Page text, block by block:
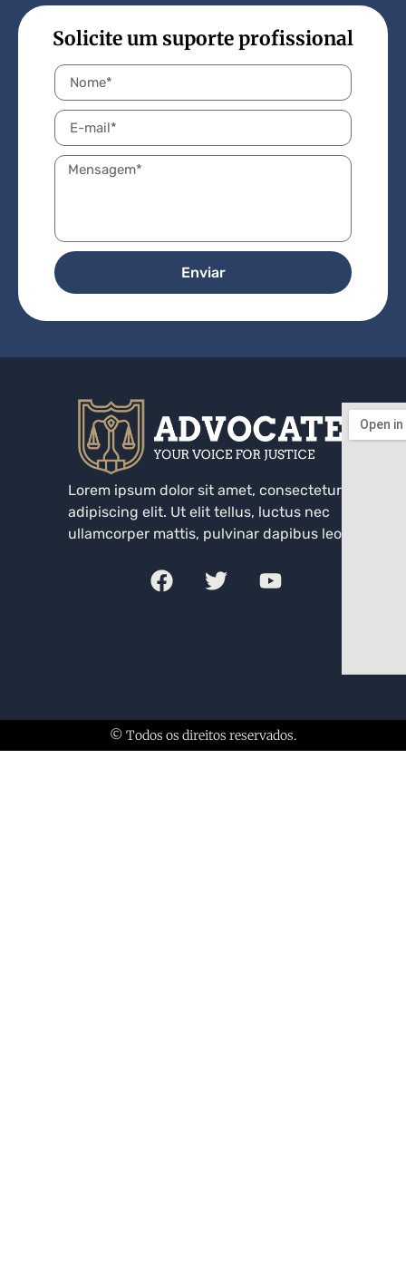
Solicite um suporte profissional
Enviar
Lorem ipsum dolor sit amet, consectetur
adipiscing elit. Ut elit tellus, luctus nec
ullamcorper mattis, pulvinar dapibus leo.
© Todos os direitos reservados.